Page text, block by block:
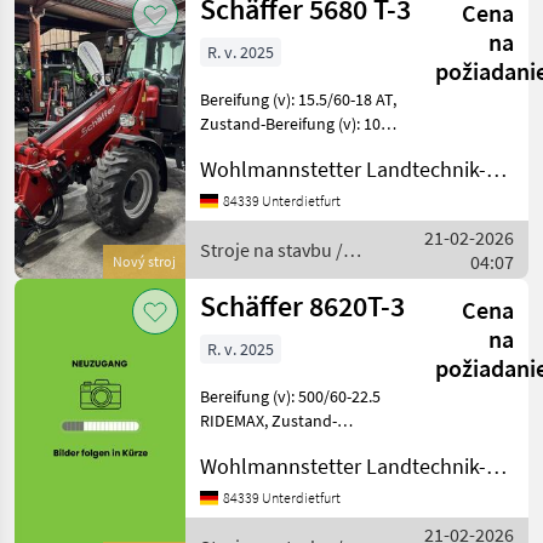
Nový stroj
Schäffer 5680 T-3
Cena
na
R. v. 2025
Bereifung (v): 15.5/60-18 AT,
Zustand-Bereifung (v): 100
AT, Zustand-Bereifung (h):
100 % ________ 104-0011-
004 Zahnradpumpe verstär
Wohlmannstetter Landtechnik-Vertriebs GmbH
84339 Unterdietfurt
Stroje na stavbu /
Schäffer
21-02-2026
04:07
Schäffer 8620T-3
Cena
na
R. v. 2025
Bereifung (v): 500/60-22.5
RIDEMAX, Zustand-
Bereifung (h): 500/60-22.5
RIDEMAX, Zustand-
Bereifung (h): 100 %
Wohlmannstetter Landtechnik-Vertriebs GmbH
84339 Unterdietfurt
21-02-2026